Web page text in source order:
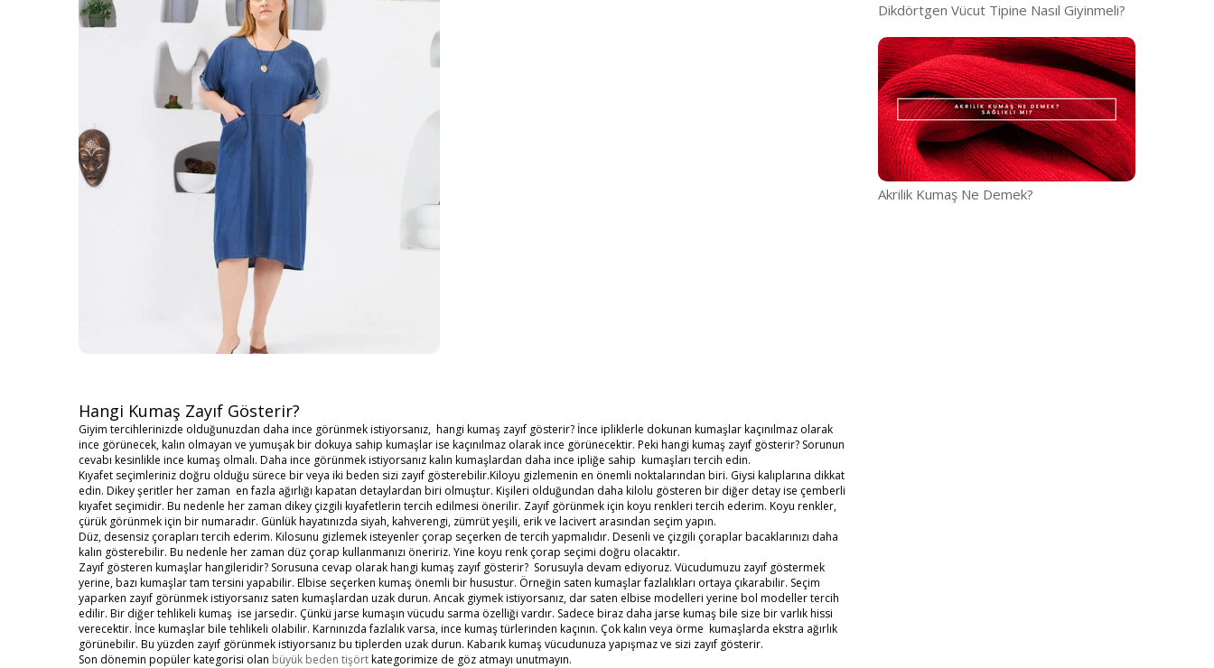
Hangi Kumaş Zayıf Gösterir?
Giyim tercihlerinizde olduğunuzdan daha ince görünmek istiyorsanız, hangi kumaş zayıf gösterir? İnce ipliklerle dokunan kumaşlar kaçınılmaz olarak
ince görünecek, kalın olmayan ve yumuşak bir dokuya sahip kumaşlar ise kaçınılmaz olarak ince görünecektir. Peki hangi kumaş zayıf gösterir? Sorunun
cevabı kesinlikle ince kumaş olmalı. Daha ince görünmek istiyorsanız kalın kumaşlardan daha ince ipliğe sahip kumaşları tercih edin.
Kıyafet seçimleriniz doğru olduğu sürece bir veya iki beden sizi zayıf gösterebilir.Kiloyu gizlemenin en önemli noktalarından biri. Giysi kalıplarına dikkat
edin. Dikey şeritler her zaman en fazla ağırlığı kapatan detaylardan biri olmuştur. Kişileri olduğundan daha kilolu gösteren bir diğer detay ise çemberli
kıyafet seçimidir. Bu nedenle her zaman dikey çizgili kıyafetlerin tercih edilmesi önerilir. Zayıf görünmek için koyu renkleri tercih ederim. Koyu renkler,
çürük görünmek için bir numaradır. Günlük hayatınızda siyah, kahverengi, zümrüt yeşili, erik ve lacivert arasından seçim yapın.
Düz, desensiz çorapları tercih ederim. Kilosunu gizlemek isteyenler çorap seçerken de tercih yapmalıdır. Desenli ve çizgili çoraplar bacaklarınızı daha
kalın gösterebilir. Bu nedenle her zaman düz çorap kullanmanızı öneririz. Yine koyu renk çorap seçimi doğru olacaktır.
Zayıf gösteren kumaşlar hangileridir? Sorusuna cevap olarak hangi kumaş zayıf gösterir? Sorusuyla devam ediyoruz. Vücudumuzu zayıf göstermek
yerine, bazı kumaşlar tam tersini yapabilir. Elbise seçerken kumaş önemli bir husustur. Örneğin saten kumaşlar fazlalıkları ortaya çıkarabilir. Seçim
yaparken zayıf görünmek istiyorsanız saten kumaşlardan uzak durun. Ancak giymek istiyorsanız, dar saten elbise modelleri yerine bol modeller tercih
edilir. Bir diğer tehlikeli kumaş ise jarsedir. Çünkü jarse kumaşın vücudu sarma özelliği vardır. Sadece biraz daha jarse kumaş bile size bir varlık hissi
verecektir. İnce kumaşlar bile tehlikeli olabilir. Karnınızda fazlalık varsa, ince kumaş türlerinden kaçının. Çok kalın veya örme kumaşlarda ekstra ağırlık
görünebilir. Bu yüzden zayıf görünmek istiyorsanız bu tiplerden uzak durun. Kabarık kumaş vücudunuza yapışmaz ve sizi zayıf gösterir.
Son dönemin popüler kategorisi olan büyük beden tişörtkategorimize de göz atmayı unutmayın.
Dikdörtgen Vücut Tipine Nasıl Giyinmeli?
Akrilik Kumaş Ne Demek?